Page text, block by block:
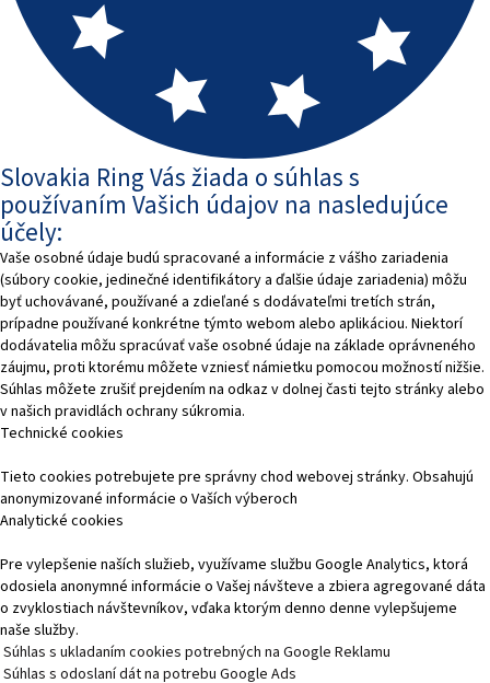
Slovakia Ring Vás žiada o súhlas s
používaním Vašich údajov na nasledujúce
účely:
Vaše osobné údaje budú spracované a informácie z vášho zariadenia
(súbory cookie, jedinečné identifikátory a ďalšie údaje zariadenia) môžu
byť uchovávané, používané a zdieľané s dodávateľmi tretích strán,
prípadne používané konkrétne týmto webom alebo aplikáciou. Niektorí
dodávatelia môžu spracúvať vaše osobné údaje na základe oprávneného
záujmu, proti ktorému môžete vzniesť námietku pomocou možností nižšie.
Súhlas môžete zrušiť prejdením na odkaz v dolnej časti tejto stránky alebo
v našich pravidlách ochrany súkromia.
Technické cookies
Tieto cookies potrebujete pre správny chod webovej stránky. Obsahujú
anonymizované informácie o Vaších výberoch
Analytické cookies
Pre vylepšenie naších služieb, využívame službu Google Analytics, ktorá
odosiela anonymné informácie o Vašej návšteve a zbiera agregované dáta
o zvyklostiach návštevníkov, vďaka ktorým denno denne vylepšujeme
naše služby.
Súhlas s ukladaním cookies potrebných na Google Reklamu
Súhlas s odoslaní dát na potrebu Google Ads